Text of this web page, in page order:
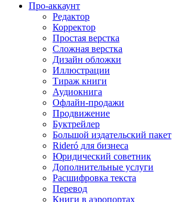
Про-аккаунт
Редактор
Корректор
Простая верстка
Сложная верстка
Дизайн обложки
Иллюстрации
Тираж книги
Аудиокнига
Офлайн-продажи
Продвижение
Буктрейлер
Большой издательский пакет
Rideró для бизнеса
Юридический советник
Дополнительные услуги
Расшифровка текста
Перевод
Книги в аэропортах